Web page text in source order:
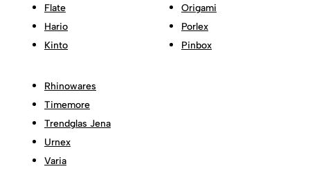
Flate
Hario
Kinto
Origami
Porlex
Pinbox
Rhinowares
Timemore
Trendglas Jena
Urnex
Varia